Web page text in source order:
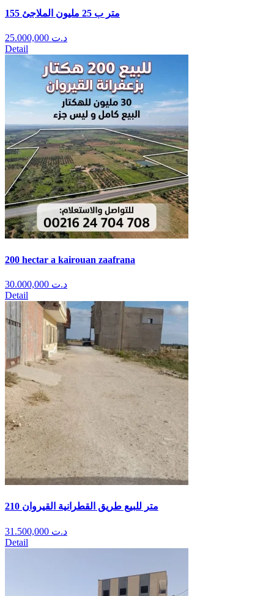
155 متر ب 25 مليون الملاجئ
د.ت
Detail
200 hectar a kairouan zaafrana
د.ت
Detail
210 متر للبيع طريق القطرانية القيروان
د.ت
Detail